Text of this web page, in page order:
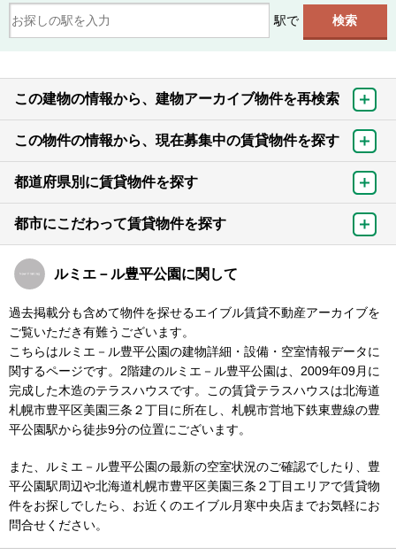
駅で
この建物の情報から、建物アーカイブ物件を再検索
この物件の情報から、現在募集中の賃貸物件を探す
都道府県別に賃貸物件を探す
都市にこだわって賃貸物件を探す
ルミエ－ル豊平公園に関して
過去掲載分も含めて物件を探せるエイブル賃貸不動産アーカイブを
ご覧いただき有難うございます。
こちらはルミエ－ル豊平公園の建物詳細・設備・空室情報データに
関するページです。2階建のルミエ－ル豊平公園は、2009年09月に
完成した木造のテラスハウスです。この賃貸テラスハウスは北海道
札幌市豊平区美園三条２丁目に所在し、札幌市営地下鉄東豊線の豊
平公園駅から徒歩9分の位置にございます。
また、ルミエ－ル豊平公園の最新の空室状況のご確認でしたり、豊
平公園駅周辺や北海道札幌市豊平区美園三条２丁目エリアで賃貸物
件をお探しでしたら、お近くのエイブル月寒中央店までお気軽にお
問合せください。